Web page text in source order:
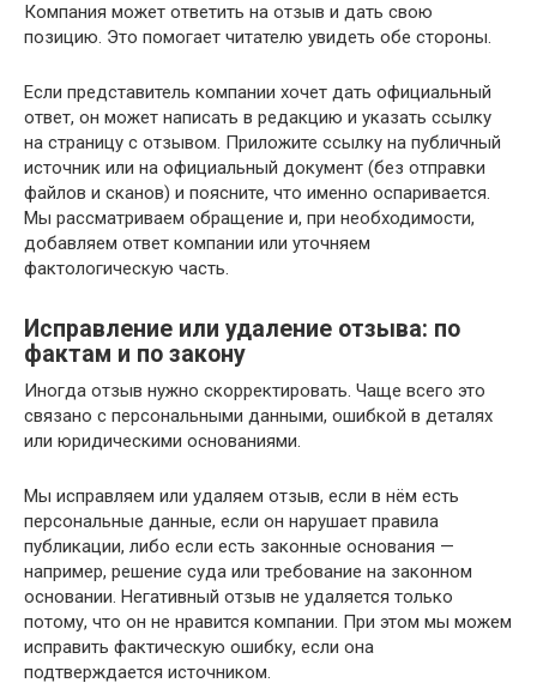
Компания может ответить на отзыв и дать свою
позицию. Это помогает читателю увидеть обе стороны.
Если представитель компании хочет дать официальный
ответ, он может написать в редакцию и указать ссылку
на страницу с отзывом. Приложите ссылку на публичный
источник или на официальный документ (без отправки
файлов и сканов) и поясните, что именно оспаривается.
Мы рассматриваем обращение и, при необходимости,
добавляем ответ компании или уточняем
фактологическую часть.
Исправление или удаление отзыва: по
фактам и по закону
Иногда отзыв нужно скорректировать. Чаще всего это
связано с персональными данными, ошибкой в деталях
или юридическими основаниями.
Мы исправляем или удаляем отзыв, если в нём есть
персональные данные, если он нарушает правила
публикации, либо если есть законные основания —
например, решение суда или требование на законном
основании. Негативный отзыв не удаляется только
потому, что он не нравится компании. При этом мы можем
исправить фактическую ошибку, если она
подтверждается источником.